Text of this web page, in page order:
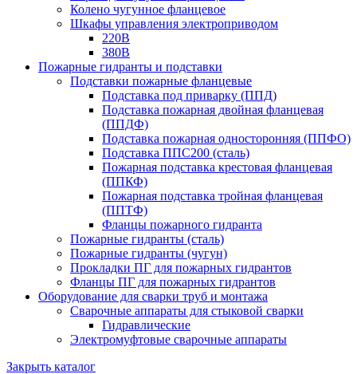
Колено чугунное фланцевое
Шкафы управления электроприводом
220В
380В
Пожарные гидранты и подставки
Подставки пожарные фланцевые
Подставка под приварку (ППД)
Подставка пожарная двойная фланцевая
(ППДФ)
Подставка пожарная односторонняя (ППФО)
Подставка ППС200 (сталь)
Пожарная подставка крестовая фланцевая
(ППКФ)
Пожарная подставка тройная фланцевая
(ППТФ)
Фланцы пожарного гидранта
Пожарные гидранты (сталь)
Пожарные гидранты (чугун)
Прокладки ПГ для пожарных гидрантов
Фланцы ПГ для пожарных гидрантов
Оборудование для сварки труб и монтажа
Сварочные аппараты для стыковой сварки
Гидравлические
Электромуфтовые сварочные аппараты
Закрыть каталог